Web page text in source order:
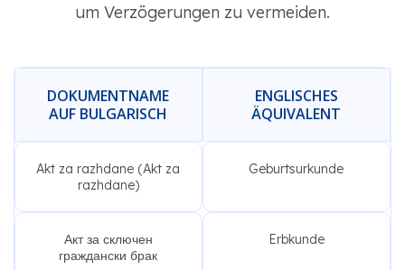
um Verzögerungen zu vermeiden.
DOKUMENTNAME
AUF BULGARISCH
ENGLISCHES
ÄQUIVALENT
Akt za razhdane (Akt za
razhdane)
Geburtsurkunde
Акт за сключен
граждански брак
Erbkunde